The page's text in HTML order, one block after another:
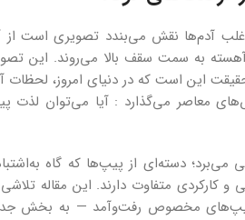
آدم‌ها نقش می‌بندد تصویری است از
آهسته به سمت سقف بالا می‌روند. این
این است که در دنیای امروز، لحظات
معاصر می‌گذارد : آیا می‌توان لذت
دسته‌ای از پیپ‌ها که گاه
کارکردی متفاوت دارند. این مقاله
پیپ‌های مخصوص رفت‌وآمد — به بخش